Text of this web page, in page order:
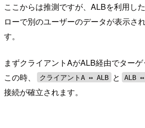
ここからは推測ですが、ALBを利用し
ローで別のユーザーのデータが表示さ
す。
まずクライアントAがALB経由でターゲ
この時、
クライアントA ↔︎ ALB と ALB
接続が確立されます。